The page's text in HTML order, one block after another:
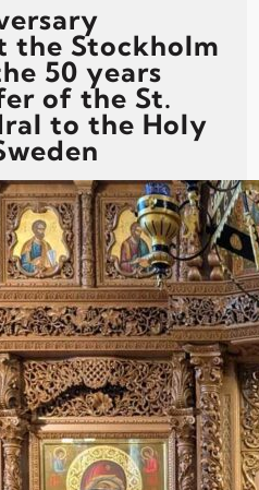
the Stockholm
50 years
of the St.
to the Holy